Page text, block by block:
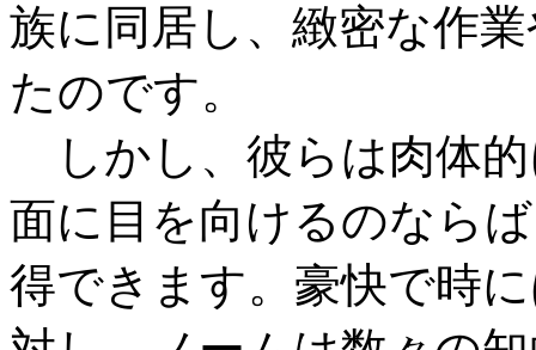
族に同居し、緻密な作
たのです。
しかし、彼らは肉体
面に目を向けるのなら
得できます。豪快で時